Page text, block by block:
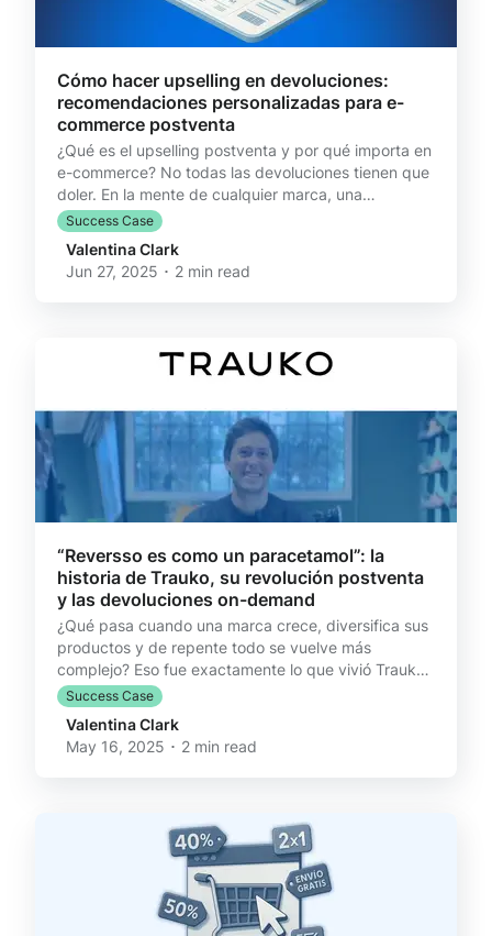
Cómo hacer upselling en devoluciones:
recomendaciones personalizadas para e-
commerce postventa
¿Qué es el upselling postventa y por qué importa en
e-commerce? No todas las devoluciones tienen que
doler. En la mente de cualquier marca, una
devolución es sinónimo de pérdida. Pérdida de
ingreso, de producto, de tiempo. Pero ¿y si esa
devolución se transforma en una venta nueva? ¿Y si
el cliente que está devolviendo algo, en realidad
parte del proceso. El cambio de mentalidad: de
Success Case
Valentina Clark
Jun 27, 2025 ･ 2 min read
“Reversso es como un paracetamol”: la
historia de Trauko, su revolución postventa
y las devoluciones on-demand
¿Qué pasa cuando una marca crece, diversifica sus
productos y de repente todo se vuelve más
complejo? Eso fue exactamente lo que vivió Trauko,
la marca chilena de productos de cuero fundada
por Pablo Cruz y Vicente Claude en 2016. De
billeteras sin talla, a zapatos y ropa con todo por
gestionar Durante años, Trauko se enfocó en
eso cambió cuando decidieron dar el salto a la
moda con zapatos
Success Case
Valentina Clark
May 16, 2025 ･ 2 min read